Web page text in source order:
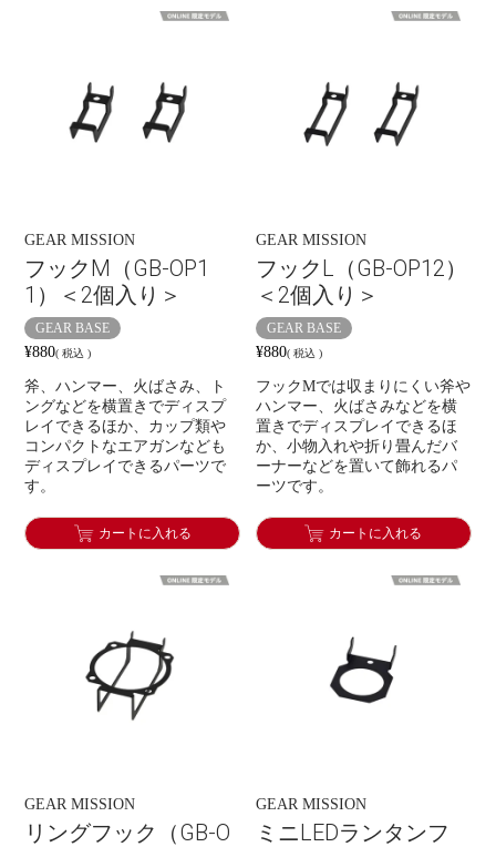
GEAR MISSION
フックM（GB-OP1
1）＜2個入り＞
GEAR BASE
¥880 税込
斧、ハンマー、火ばさみ、ト
ングなどを横置きでディスプ
レイできるほか、カップ類や
コンパクトなエアガンなども
ディスプレイできるパーツで
す。
カートに入れる
GEAR MISSION
フックL（GB-OP12）
＜2個入り＞
GEAR BASE
¥880 税込
フックMでは収まりにくい斧や
ハンマー、火ばさみなどを横
置きでディスプレイできるほ
か、小物入れや折り畳んだバ
ーナーなどを置いて飾れるパ
ーツです。
カートに入れる
GEAR MISSION
リングフック（GB-O
GEAR MISSION
ミニLEDランタンフ